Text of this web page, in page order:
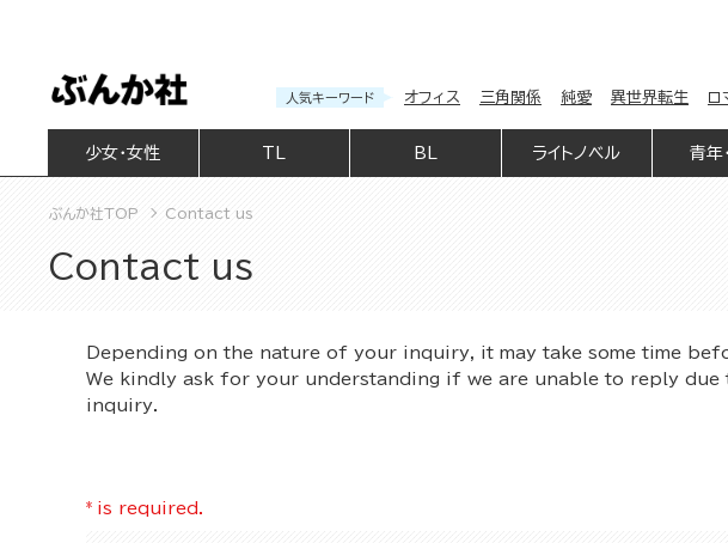
人気キーワード オフィス 三角関係 純愛 異世界転生 ロ
少女・女性 BL ライトノベル 青年
ぶんか社TOP Contact us
Contact us
Depending on the nature of your inquiry, it may take some time
We kindly ask for your understanding if we are unable to reply
inquiry.
* is required.